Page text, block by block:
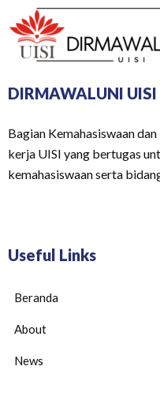
DIRMAWALUNI UISI
Bagian Kemahasiswaan
kerja UISI yang bertugas
kemahasiswaan serta
Useful Links
Beranda
About
News